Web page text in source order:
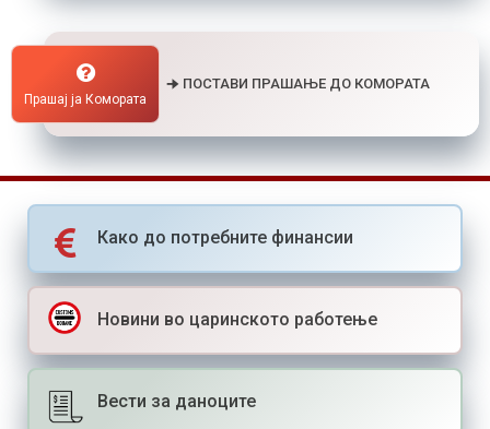
Прашај ја Комората
🠊 ПОСТАВИ ПРАШАЊЕ ДО КОМОРАТА
Како до потребните финансии
Новини во царинското работење
Вести за даноците